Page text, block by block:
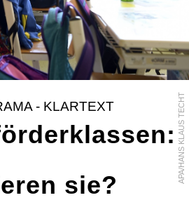
APA/HANS KLAUS TECHT
- KLARTEXT
sie?